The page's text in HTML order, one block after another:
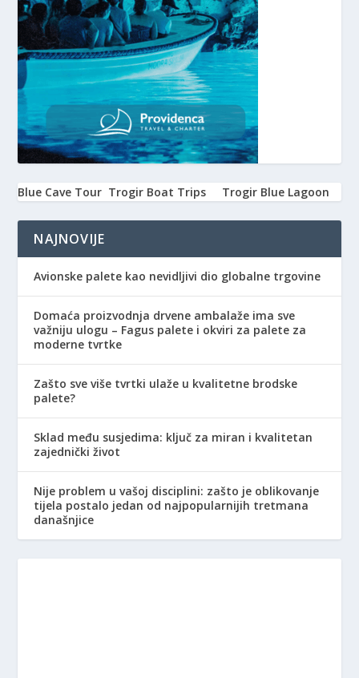
Blue Cave Tour Trogir Boat Trips Trogir Blue Lagoon
NAJNOVIJE
Avionske palete kao nevidljivi dio globalne trgovine
Domaća proizvodnja drvene ambalaže ima sve
važniju ulogu – Fagus palete i okviri za palete za
moderne tvrtke
Zašto sve više tvrtki ulaže u kvalitetne brodske
palete?
Sklad među susjedima: ključ za miran i kvalitetan
zajednički život
Nije problem u vašoj disciplini: zašto je oblikovanje
tijela postalo jedan od najpopularnijih tretmana
današnjice